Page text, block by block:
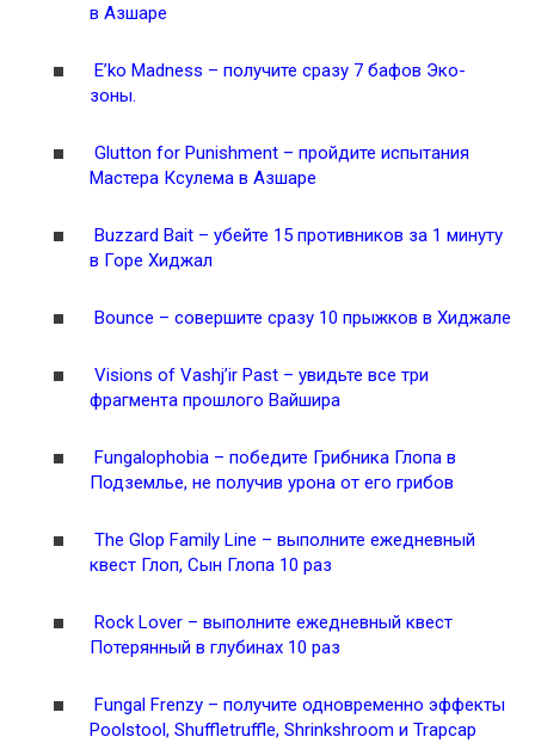
в Азшаре
E’ko Madness – получите сразу 7 бафов Эко-
зоны.
Glutton for Punishment – пройдите испытания
Мастера Ксулема в Азшаре
Buzzard Bait – убейте 15 противников за 1 минуту
в Горе Хиджал
Bounce – совершите сразу 10 прыжков в Хиджале
Visions of Vashj’ir Past – увидьте все три
фрагмента прошлого Вайшира
Fungalophobia – победите Грибника Глопа в
Подземлье, не получив урона от его грибов
The Glop Family Line – выполните ежедневный
квест Глоп, Сын Глопа 10 раз
Rock Lover – выполните ежедневный квест
Потерянный в глубинах 10 раз
Fungal Frenzy – получите одновременно эффекты
Poolstool, Shuffletruffle, Shrinkshroom и Trapcap